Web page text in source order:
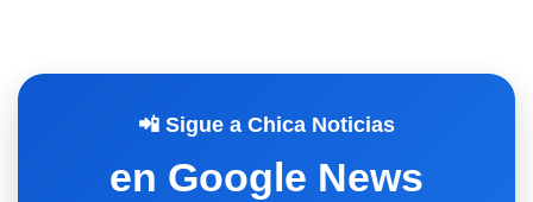
📲 Sigue a Chica Noticias
en Google News